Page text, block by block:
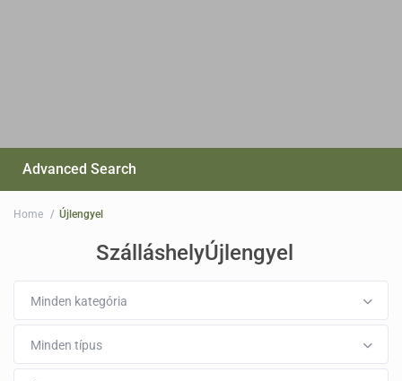
Advanced Search
Home Újlengyel
SzálláshelyÚjlengyel
Minden kategória
Minden típus